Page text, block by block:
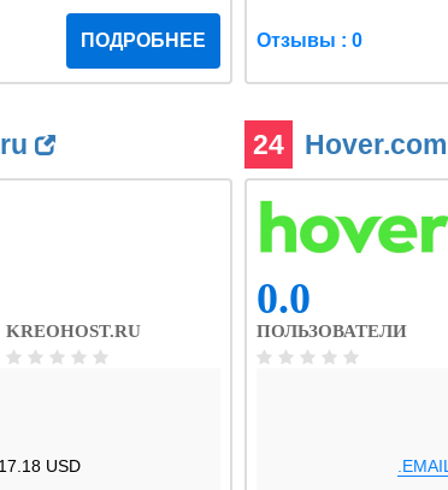
ПОДРОБНЕЕ Отзывы : 0
KREOHOST.RU
17.18 USD
24 Hover.com
0.0
ПОЛЬЗОВАТЕЛИ
.EMAIL